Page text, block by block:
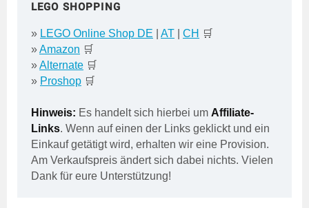
LEGO SHOPPING
» LEGO Online Shop DE AT CH 🛒
»Amazon 🛒
»Alternate 🛒
» Proshop 🛒
Hinweis: Es handelt sich hierbei um Affiliate-
Links. Wenn auf einen der Links geklickt und ein
Einkauf getätigt wird, erhalten wir eine Provision.
Am Verkaufspreis ändert sich dabei nichts. Vielen
Dank für eure Unterstützung!